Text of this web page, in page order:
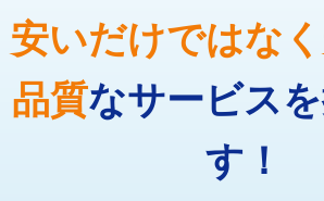
廃棄・処分
止水・漏水調査・防水処理・清掃・修
理・調整・分解・加工など（重作業）
その他部品の脱着
安いだけではな
品質なサービス
す！